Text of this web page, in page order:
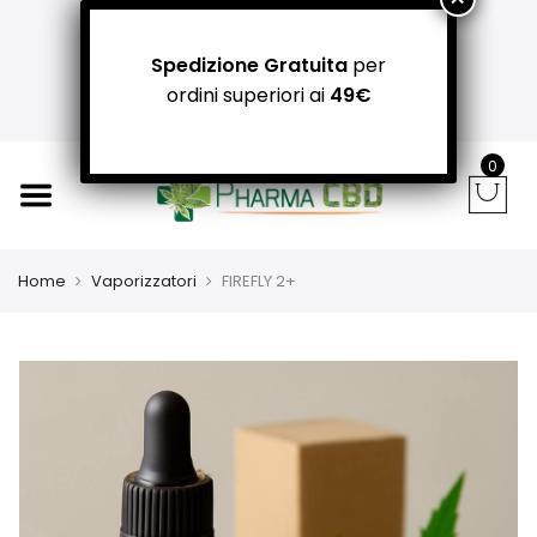
carpediemitaliandrea@gmail.com
NEGOZI PADOVA: Via Guizza Conselvana, 38a
0
Home Vaporizzatori FIREFLY 2+
Spedizione Gratuita per
ordini superiori ai 49€